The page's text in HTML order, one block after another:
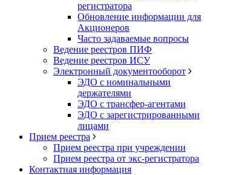
регистратора
Обновление информации для
Акционеров
Часто задаваемые вопросы
Ведение реестров ПИФ
Ведение реестров ИСУ
Электронный документооборот
ЭДО с номинальными
держателями
ЭДО с трансфер-агентами
ЭДО с зарегистрированными
лицами
Прием реестра
Прием реестра при учреждении
Прием реестра от экс-регистратора
Контактная информация